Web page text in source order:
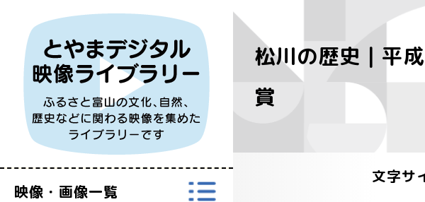
映像・画像一覧
すべての映像
富山県映像センターYouTube
松川の歴史｜平
賞
文字サ